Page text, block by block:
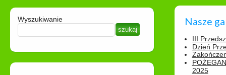
Wyszukiwanie Nasze
III
Dzień
2025